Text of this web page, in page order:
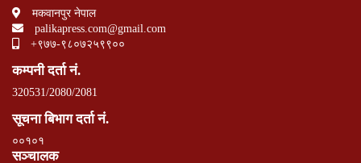
मकवानपुर नेपाल
palikapress.com@gmail.com
+९७७-९८०७२५९९००
कम्पनी दर्ता नं.
320531/2080/2081
सूचना बिभाग दर्ता नं.
००१०१
सञ्चालक